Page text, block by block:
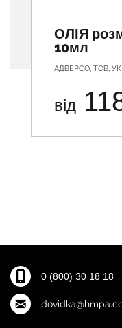
ОЛІЯ
10мл
АДВЕРСО, ТОВ,
від
0 (800) 30 18 18